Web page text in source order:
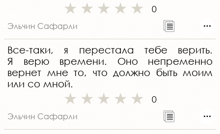
0
Эльчин Сафарли
Все-таки, я перестала тебе верить.
Я верю времени. Оно непременно
вернет мне то, что должно быть моим
или со мной.
0
Эльчин Сафарли